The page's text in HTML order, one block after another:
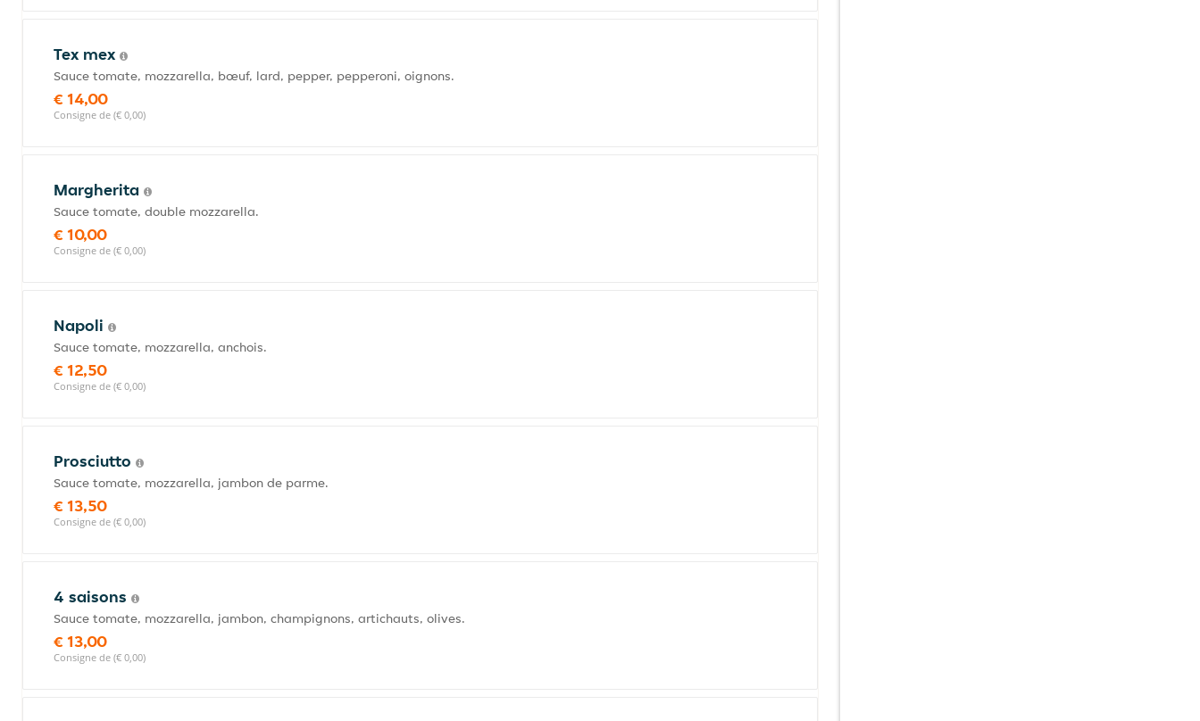
Tex mex
Sauce tomate, mozzarella, bœuf, lard, pepper, pepperoni, oignons.
€ 14,00
Consigne de (€ 0,00)
Margherita
Sauce tomate, double mozzarella.
€ 10,00
Consigne de (€ 0,00)
Napoli
Sauce tomate, mozzarella, anchois.
€ 12,50
Consigne de (€ 0,00)
Prosciutto
Sauce tomate, mozzarella, jambon de parme.
€ 13,50
Consigne de (€ 0,00)
4 saisons
Sauce tomate, mozzarella, jambon, champignons, artichauts, olives.
€ 13,00
Consigne de (€ 0,00)